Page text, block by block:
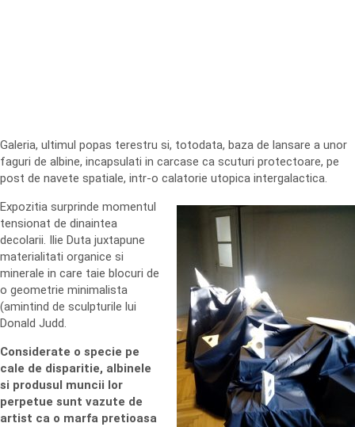
Galeria, ultimul popas terestru si, totodata, baza de lansare a unor
faguri de albine, incapsulati in carcase ca scuturi protectoare, pe
post de navete spatiale, intr-o calatorie utopica intergalactica.
Expozitia surprinde momentul
tensionat de dinaintea
decolarii. Ilie Duta juxtapune
materialitati organice si
minerale in care taie blocuri de
o geometrie minimalista
(amintind de sculpturile lui
Donald Judd.
Considerate o specie pe
cale de disparitie, albinele
si produsul muncii lor
perpetue sunt vazute de
artist ca o marfa pretioasa